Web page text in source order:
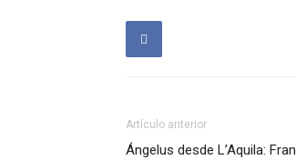
Artículo anterior
Ángelus desde L’Aquila: